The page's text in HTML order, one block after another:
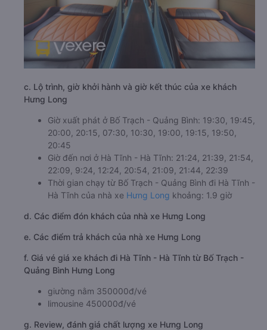
c. Lộ trình, giờ khởi hành và giờ kết thúc của xe khách
Hưng Long
Giờ xuất phát ở Bố Trạch - Quảng Bình: 19:30, 19:45,
20:00, 20:15, 07:30, 10:30, 19:00, 19:15, 19:50,
20:45
Giờ đến nơi ở Hà Tĩnh - Hà Tĩnh: 21:24, 21:39, 21:54,
22:09, 9:24, 12:24, 20:54, 21:09, 21:44, 22:39
Thời gian chạy từ Bố Trạch - Quảng Bình đi Hà Tĩnh -
Hà Tĩnh của nhà xe Hưng Long khoảng: 1.9 giờ
d. Các điểm đón khách của nhà xe Hưng Long
e. Các điểm trả khách của nhà xe Hưng Long
f. Giá vé giá xe khách đi Hà Tĩnh - Hà Tĩnh từ Bố Trạch -
Quảng Bình Hưng Long
giường nằm 350000đ/vé
limousine 450000đ/vé
g. Review, đánh giá chất lượng xe Hưng Long